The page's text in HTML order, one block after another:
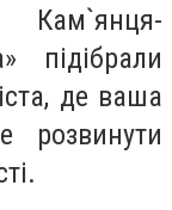
Кам`янця-
підібрали
де ваша
розвинути